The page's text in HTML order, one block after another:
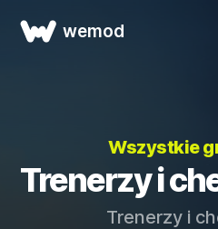
wemod
Wszystkie
Trenerzy i
Trenerzy i